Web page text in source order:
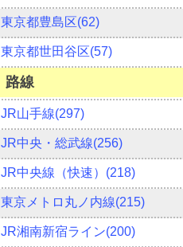
東京都豊島区(62)
東京都世田谷区(57)
路線
JR山手線(297)
JR中央・総武線(256)
JR中央線（快速）(218)
東京メトロ丸ノ内線(215)
JR湘南新宿ライン(200)